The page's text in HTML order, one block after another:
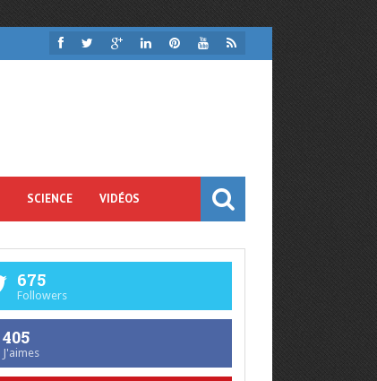
SCIENCE VIDÉOS
675
Followers
405
J'aimes